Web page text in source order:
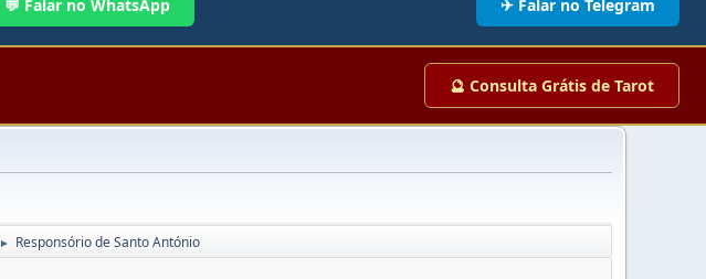
💬 Falar no WhatsApp ✈ Falar no Telegram
🔮 Consulta Grátis de Tarot
► Responsório de Santo António